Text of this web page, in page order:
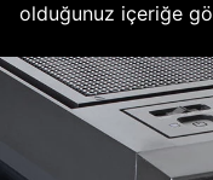
olduğunuz içeriğe